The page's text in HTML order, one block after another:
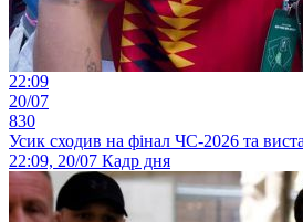
22:09
20/07
830
Усик сходив на фінал ЧС-2026 та
22:09, 20/07 Кадр дня